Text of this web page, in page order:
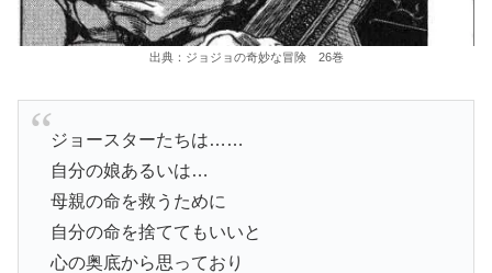
出典：ジョジョの奇妙な冒険 26巻
ジョースターたちは……
自分の娘あるいは…
母親の命を救うために
自分の命を捨ててもいいと
心の奥底から思っており